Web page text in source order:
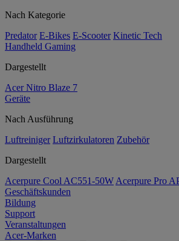
Nach Kategorie
Predator E-Bikes E-Scooter Kinetic Tech
Handheld Gaming
Dargestellt
Acer Nitro Blaze 7
Geräte
Nach Ausführung
Luftreiniger Luftzirkulatoren Zubehör
Dargestellt
Acerpure Cool AC551-50W Acerpure Pro
Geschäftskunden
Bildung
Support
Veranstaltungen
Acer-Marken